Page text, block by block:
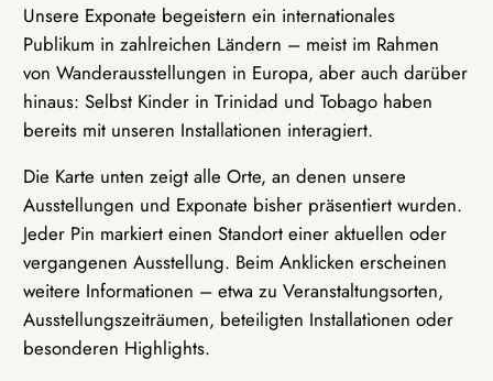
Unsere Exponate begeistern ein internationales
Publikum in zahlreichen Ländern – meist im Rahmen
von Wanderausstellungen in Europa, aber auch darüber
hinaus: Selbst Kinder in Trinidad und Tobago haben
bereits mit unseren Installationen interagiert.
Die Karte unten zeigt alle Orte, an denen unsere
Ausstellungen und Exponate bisher präsentiert wurden.
Jeder Pin markiert einen Standort einer aktuellen oder
vergangenen Ausstellung. Beim Anklicken erscheinen
weitere Informationen – etwa zu Veranstaltungsorten,
Ausstellungszeiträumen, beteiligten Installationen oder
besonderen Highlights.